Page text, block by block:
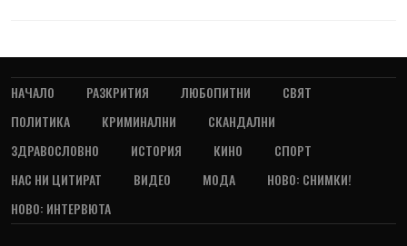
НАЧАЛО РАЗКРИТИЯ ЛЮБОПИТНИ
СВЯТ
ПОЛИТИКА
КРИМИНАЛНИ
СКАНДАЛНИ
ЗДРАВОСЛОВНО
ИСТОРИЯ КИНО
СПОРТ
НАС НИ ЦИТИРАТ
ВИДЕО МОДА
НОВО: СНИМКИ!
НОВО: ИНТЕРВЮТА